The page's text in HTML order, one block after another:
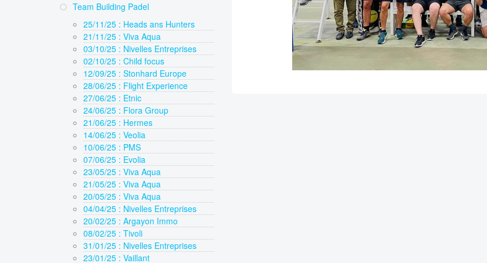
Team Building Padel
25/11/25 : Heads ans Hunters
21/11/25 : Viva Aqua
03/10/25 : Nivelles Entreprises
02/10/25 : Child focus
12/09/25 : Stonhard Europe
28/06/25 : Flight Experience
27/06/25 : Etnic
24/06/25 : Flora Group
21/06/25 : Hermes
14/06/25 : Veolia
10/06/25 : PMS
07/06/25 : Evolia
23/05/25 : Viva Aqua
21/05/25 : Viva Aqua
20/05/25 : Viva Aqua
04/04/25 : Nivelles Entreprises
20/02/25 : Argayon Immo
08/02/25 : Tivoli
31/01/25 : Nivelles Entreprises
23/01/25 : Vaillant